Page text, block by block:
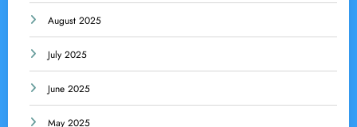
August 2025
July 2025
June 2025
May 2025